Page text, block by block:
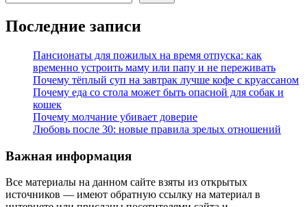
Последние записи
Пансионаты для пожилых на время отпуска: как
временно устроить маму или папу и не переживать
Почему тёплый суп на завтрак лучше кофе с круассаном
Почему еда со стола может быть опасной для собак и
кошек
Почему молчание убивает доверие
Любовь после 30: новые правила зрелых отношений
Важная информация
Все материалы на данном сайте взяты из открытых
источников — имеют обратную ссылку на материал в